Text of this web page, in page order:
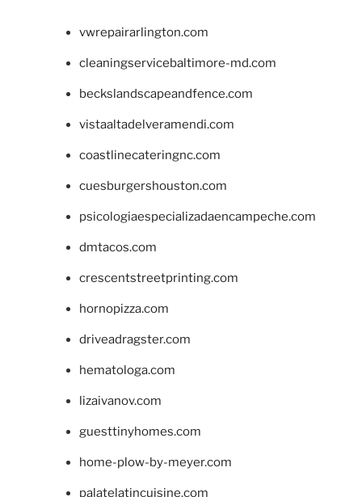
vwrepairarlington.com
cleaningservicebaltimore-md.com
beckslandscapeandfence.com
vistaaltadelveramendi.com
coastlinecateringnc.com
cuesburgershouston.com
psicologiaespecializadaencampeche.com
dmtacos.com
crescentstreetprinting.com
hornopizza.com
driveadragster.com
hematologa.com
lizaivanov.com
guesttinyhomes.com
home-plow-by-meyer.com
palatelatincuisine.com